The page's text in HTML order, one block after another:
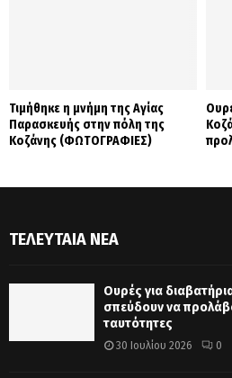
Τιμήθηκε η μνήμη της Αγίας
Παρασκευής στην πόλη της
Κοζάνης (ΦΩΤΟΓΡΑΦΙΕΣ)
ΤΕΛΕΥΤΑΊΑ ΝΈΑ
Ουρές για
σπεύδουν να
ταυτότητες
30 Ιουλίου 2026 0